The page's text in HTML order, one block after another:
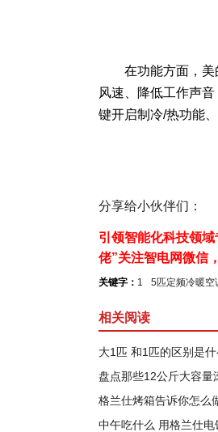
在功能方面，
风速、降低工作声
键开启制冷/热功能
分享给小伙伴们：
引领智能化科技领
佬”关注智电网微信
关键字： 1 5匹定频冷暖空
相关阅读
大1匹 和1匹的区别是
盘点那些12公斤大容量
格兰仕烤箱告诉你怎么
中午吃什么 用格兰仕